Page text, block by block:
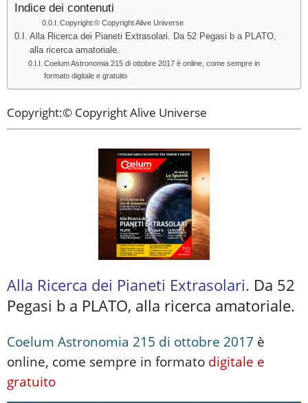
Indice dei contenuti
Copyright:© Copyright Alive Universe
Alla Ricerca dei Pianeti Extrasolari. Da 52 Pegasi b a PLATO,
alla ricerca amatoriale.
Coelum Astronomia 215 di ottobre 2017 è online, come sempre in
formato digitale e gratuito
Copyright:© Copyright Alive Universe
Alla Ricerca dei Pianeti Extrasolari. Da 52
Pegasi b a PLATO, alla ricerca amatoriale.
Coelum Astronomia 215 di ottobre 2017 è
online, come sempre in formato digitale e
gratuito